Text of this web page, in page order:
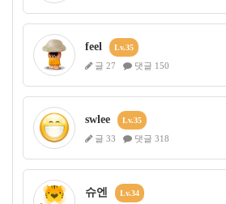
feel Lv.35
글 27 댓글 150
swlee Lv.35
글 33 댓글 318
슈엔 Lv.34